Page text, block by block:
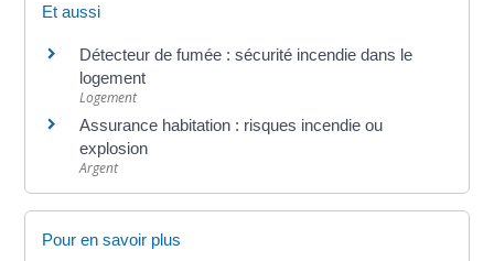
Et aussi
Détecteur de fumée : sécurité incendie dans le
logement
Logement
Assurance habitation : risques incendie ou
explosion
Argent
Pour en savoir plus